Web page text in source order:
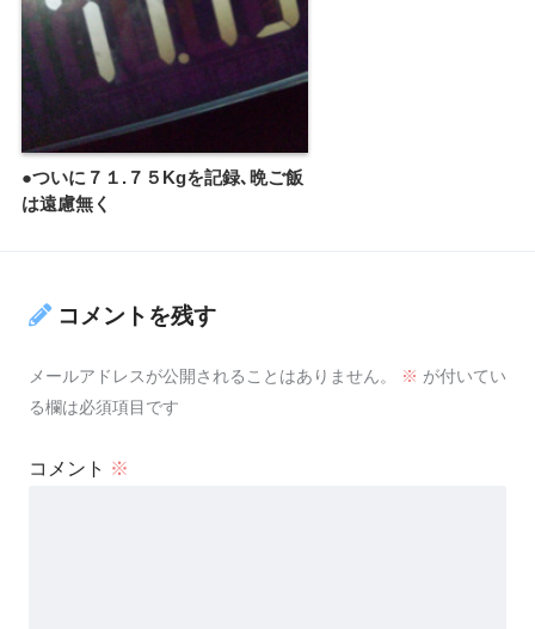
●ついに７１.７５Kgを記録､晩ご飯
は遠慮無く
コメントを残す
メールアドレスが公開されることはありません。 ※ が付いてい
る欄は必須項目です
コメント ※